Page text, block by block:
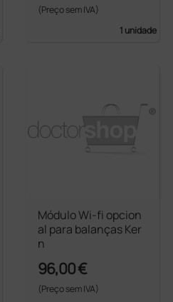
(Preço sem IVA)
1 unidade
Módulo Wi-fi opcion
al para balanças Ker
n
96,00 €
(Preço sem IVA)